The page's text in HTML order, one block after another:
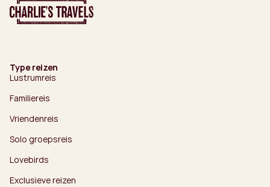
Type reizen
Lustrumreis
Familiereis
Vriendenreis
Solo groepsreis
Lovebirds
Exclusieve reizen